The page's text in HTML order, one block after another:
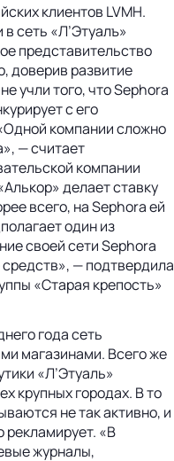
клиентов LVMH.
сеть «Л’Этуалъ»
представительство
доверив развитие
учли того, что Sephora
с его
компании сложно
— считает
компании
делает ставку
всего, на Sephora ей
один из
своей сети Sephora
— подтвердила
«Старая крепость»
года сеть
магазинами. Всего же
«Л’Этуаль»
крупных городах. В то
не так активно, и
рекламирует. «В
журналы,